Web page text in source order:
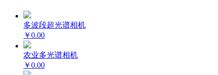
多波段超光谱相机
￥0.00
农业多光谱相机
￥0.00